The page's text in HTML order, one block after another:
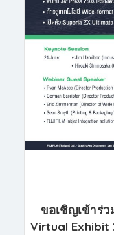
ขอเชิญเข้าร่
Virtual Exhibit